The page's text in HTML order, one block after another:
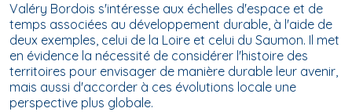
Valéry Bordois s'intéresse aux échelles d'espace et de
temps associées au développement durable, à l'aide de
deux exemples, celui de la Loire et celui du Saumon. Il met
en évidence la nécessité de considérer l'histoire des
territoires pour envisager de manière durable leur avenir,
mais aussi d'accorder à ces évolutions locale une
perspective plus globale.